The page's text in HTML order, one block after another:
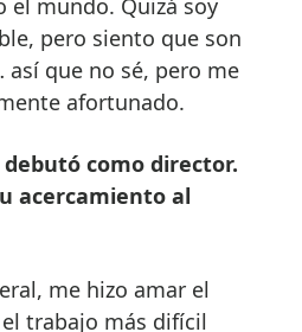
el mundo. Quizá soy
pero siento que son
que no sé, pero me
afortunado.
debutó como director.
acercamiento al
me hizo amar el
trabajo más difícil